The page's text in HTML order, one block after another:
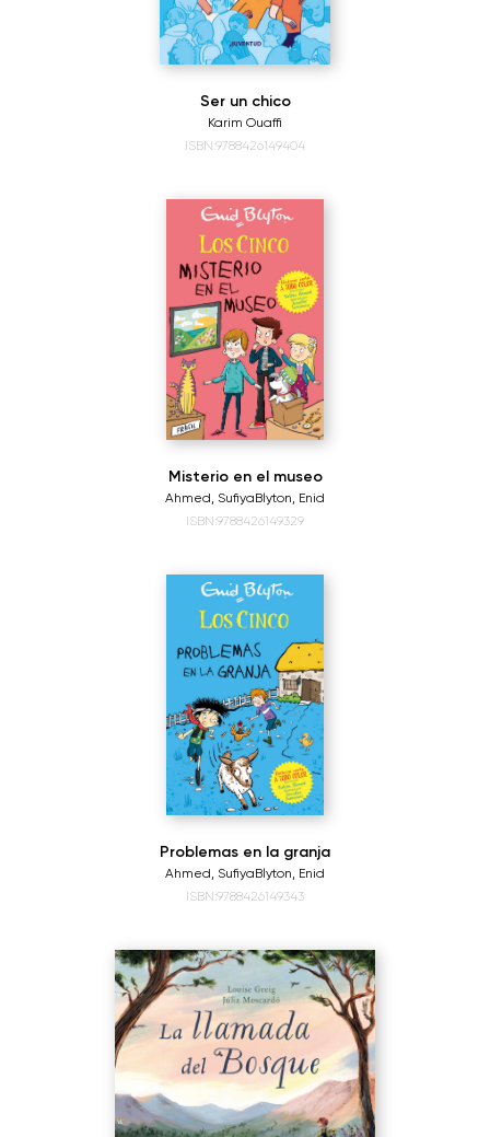
Ser un chico
Karim Ouaffi
ISBN:9788426149404
Misterio en el museo
Ahmed, SufiyaBlyton, Enid
ISBN:9788426149329
Problemas en la granja
Ahmed, SufiyaBlyton, Enid
ISBN:9788426149343